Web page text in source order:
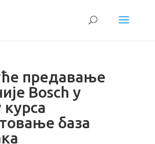
предавање
Bosch у
база